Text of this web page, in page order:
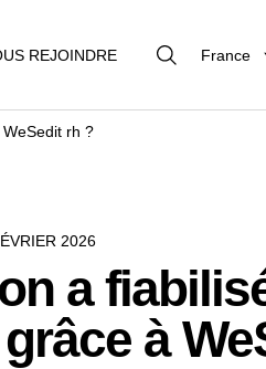
REJOINDRE France
rh ?
2026
a
à